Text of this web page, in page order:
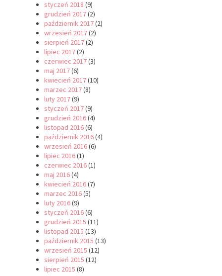
styczeń 2018 (9)
grudzień 2017(2)
październik 2017(2)
wrzesień 2017(2)
sierpień 2017(2)
lipiec 2017(2)
czerwiec 2017(3)
maj 2017(6)
kwiecień 2017(10)
marzec 2017(8)
luty 2017(9)
styczeń 2017(9)
grudzień 2016(4)
listopad 2016(6)
październik 2016(4)
wrzesień 2016(6)
lipiec 2016(1)
czerwiec 2016(1)
maj 2016(4)
kwiecień 2016(7)
marzec 2016(5)
luty 2016(9)
styczeń 2016(6)
grudzień 2015 (11)
listopad 2015 (13)
październik 2015 (13)
wrzesień 2015 (12)
sierpień 2015 (12)
lipiec 2015 (8)